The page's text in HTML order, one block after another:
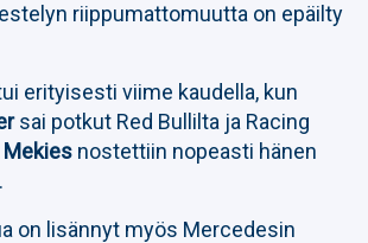
riippumattomuutta on epäilty
erityisesti viime kaudella, kun
sai potkut Red Bullilta ja Racing
Mekies nostettiin nopeasti hänen
on lisännyt myös Mercedesin